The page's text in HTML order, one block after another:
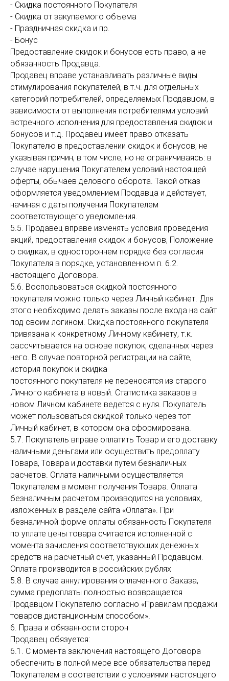
- Скидка постоянного Покупателя
- Скидка от закупаемого объема
- Праздничная скидка и пр.
- Бонус
Предоставление скидок и бонусов есть право, а не
обязанность Продавца.
Продавец вправе устанавливать различные виды
стимулирования покупателей, в т.ч. для отдельных
категорий потребителей, определяемых Продавцом, в
зависимости от выполнения потребителями условий
встречного исполнения для предоставления скидок и
бонусов и т.д. Продавец имеет право отказать
Покупателю в предоставлении скидок и бонусов, не
указывая причин, в том числе, но не ограничиваясь: в
случае нарушения Покупателем условий настоящей
оферты, обычаев делового оборота. Такой отказ
оформляется уведомлением Продавца и действует,
начиная с даты получения Покупателем
соответствующего уведомления.
5.5. Продавец вправе изменять условия проведения
акций, предоставления скидок и бонусов, Положение
о скидках, в одностороннем порядке без согласия
Покупателя в порядке, установленном п. 6.2.
настоящего Договора.
5.6. Воспользоваться скидкой постоянного
покупателя можно только через Личный кабинет. Для
этого необходимо делать заказы после входа на сайт
под своим логином. Скидка постоянного покупателя
привязана к конкретному Личному кабинету, т.к.
рассчитывается на основе покупок, сделанных через
него. В случае повторной регистрации на сайте,
история покупок и скидка
постоянного покупателя не переносятся из старого
Личного кабинета в новый. Статистика заказов в
новом Личном кабинете ведется с нуля. Покупатель
может пользоваться скидкой только через тот
Личный кабинет, в котором она сформирована.
5.7. Покупатель вправе оплатить Товар и его доставку
наличными деньгами или осуществить предоплату
Товара, Товара и доставки путем безналичных
расчетов. Оплата наличными осуществляется
Покупателем в момент получения Товара. Оплата
безналичным расчетом производится на условиях,
изложенных в разделе сайта «Оплата». При
безналичной форме оплаты обязанность Покупателя
по уплате цены товара считается исполненной с
момента зачисления соответствующих денежных
средств на расчетный счет, указанный Продавцом.
Оплата производится в российских рублях
5.8. В случае аннулирования оплаченного Заказа,
сумма предоплаты полностью возвращается
Продавцом Покупателю согласно «Правилам продажи
товаров дистанционным способом».
6. Права и обязанности сторон
Продавец обязуется:
6.1. С момента заключения настоящего Договора
обеспечить в полной мере все обязательства перед
Покупателем в соответствии с условиями настоящего